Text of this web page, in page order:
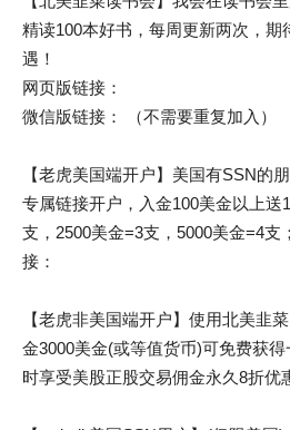
精读100本好书，每周更新两次，期
遇！
网页版链接：
微信版链接： （不需要重复加入）
【老虎美国端开户】美国有SSN的
专属链接开户，入金100美金以上送
支，2500美金=3支，5000美金=4支
接：
【老虎非美国端开户】使用北美韭
金3000美金(或等值货币)可免费获
时享受美股正股交易佣金永久8折优